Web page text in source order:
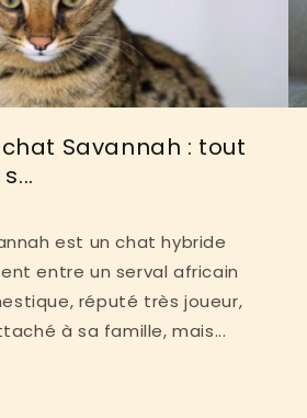
Savannah : tout
est un chat hybride
entre un serval africain
réputé très joueur,
à sa famille, mais...